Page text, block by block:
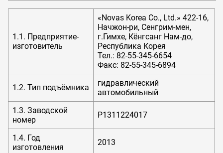
1.1. Предприятие-
изготовитель
«Novas Korea Co., Ltd.» 422-16,
Начжон-ри, Сенгрим-мен,
г.Гимхе, Кёнгсанг Нам-до,
Республика Корея
Тел.: 82-55-345-6654
Факс: 82-55-345-6894
1.2. Тип подъёмника
гидравлический
автомобильный
1.3. Заводской
номер
P1311224017
1.4. Год
изготовления
2013